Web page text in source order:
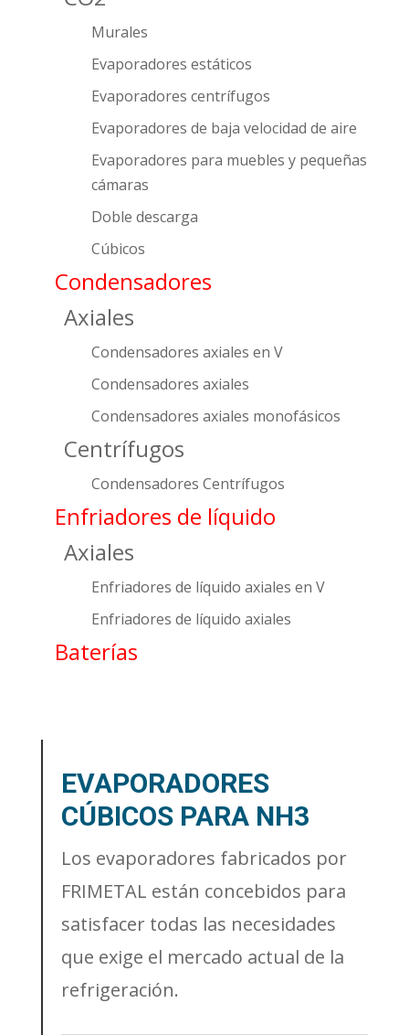
Murales
Evaporadores estáticos
Evaporadores centrífugos
Evaporadores de baja velocidad de aire
Evaporadores para muebles y pequeñas
cámaras
Doble descarga
Cúbicos
Condensadores
Axiales
Condensadores axiales en V
Condensadores axiales
Condensadores axiales monofásicos
Centrífugos
Condensadores Centrífugos
Enfriadores de líquido
Axiales
Enfriadores de líquido axiales en V
Enfriadores de líquido axiales
Baterías
EVAPORADORES
CÚBICOS PARA NH3
Los evaporadores fabricados por
FRIMETAL están concebidos para
satisfacer todas las necesidades
que exige el mercado actual de la
refrigeración.